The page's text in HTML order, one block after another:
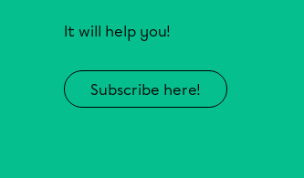
It will help you!
Subscribe here!